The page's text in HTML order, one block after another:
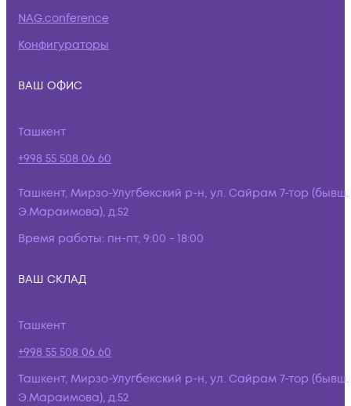
NAG.conference
Конфигураторы
ВАШ ОФИС
Ташкент
+998 55 508 06 60
Ташкент, Мирзо-Улугбекский р-н, ул. Сайрам 7-тор (бывш.
Э.Мараимова), д.52
Время работы: пн-пт, 9:00 - 18:00
ВАШ СКЛАД
Ташкент
+998 55 508 06 60
Ташкент, Мирзо-Улугбекский р-н, ул. Сайрам 7-тор (бывш.
Э.Мараимова), д.52